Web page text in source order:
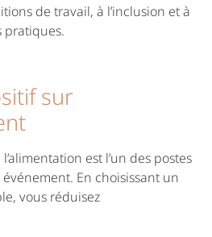
de travail, à l’inclusion et à
pratiques.
sur
est l’un des postes
En choisissant un
vous réduisez